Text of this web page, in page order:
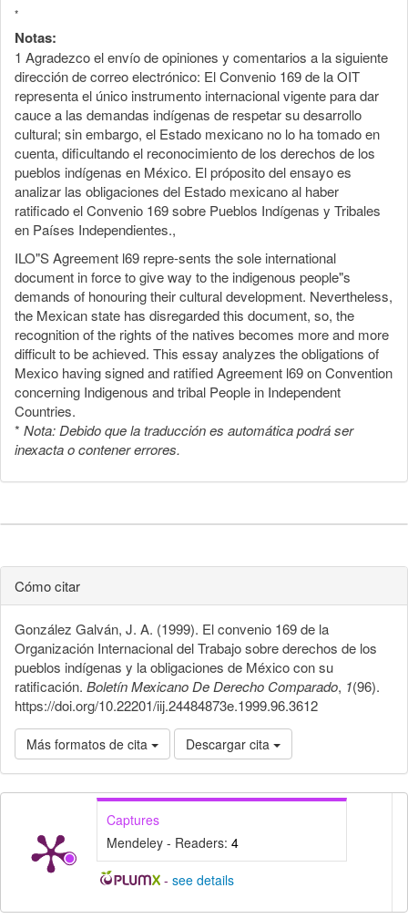
*
Notas:
1 Agradezco el envío de opiniones y comentarios a la siguiente
dirección de correo electrónico: El Convenio 169 de la OIT
representa el único instrumento internacional vigente para dar
cauce a las demandas indígenas de respetar su desarrollo
cultural; sin embargo, el Estado mexicano no lo ha tomado en
cuenta, dificultando el reconocimiento de los derechos de los
pueblos indígenas en México. El próposito del ensayo es
analizar las obligaciones del Estado mexicano al haber
ratificado el Convenio 169 sobre Pueblos Indígenas y Tribales
en Países Independientes.,
ILO"S Agreement l69 repre-sents the sole international
document in force to give way to the indigenous people"s
demands of honouring their cultural development. Nevertheless,
the Mexican state has disregarded this document, so, the
recognition of the rights of the natives becomes more and more
difficult to be achieved. This essay analyzes the obligations of
Mexico having signed and ratified Agreement l69 on Convention
concerning Indigenous and tribal People in Independent
Countries.
* Nota: Debido que la traducción es automática podrá ser
inexacta o contener errores.
Cómo citar
González Galván, J. A. (1999). El convenio 169 de la
Organización Internacional del Trabajo sobre derechos de los
pueblos indígenas y la obligaciones de México con su
ratificación. Boletín Mexicano De Derecho Comparado, 1(96).
https://doi.org/10.22201/iij.24484873e.1999.96.3612
Más formatos de cita Descargar cita
Captures
Mendeley - Readers: 4
- see details